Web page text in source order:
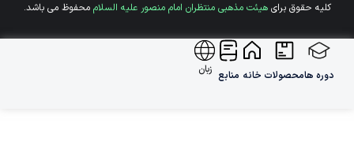
کلیه حقوق برایهیئت مذهبی منتظران امام منصور علیه السلاممحفوظ می باشد.
دوره هامحصولات خانه منابع زبان